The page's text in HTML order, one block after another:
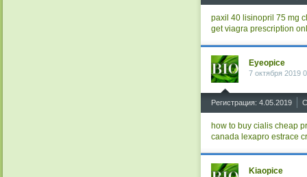
paxil 40 lisinopril 75 mg
get viagra prescription
Eyeopice
7 октября 2019
Регистрация: 4.05.2019
how to buy cialis cheap
canada lexapro estrace
Kiaopice